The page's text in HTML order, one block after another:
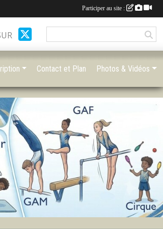
Contact et Plan Photos & Vidéos
Participer au site :